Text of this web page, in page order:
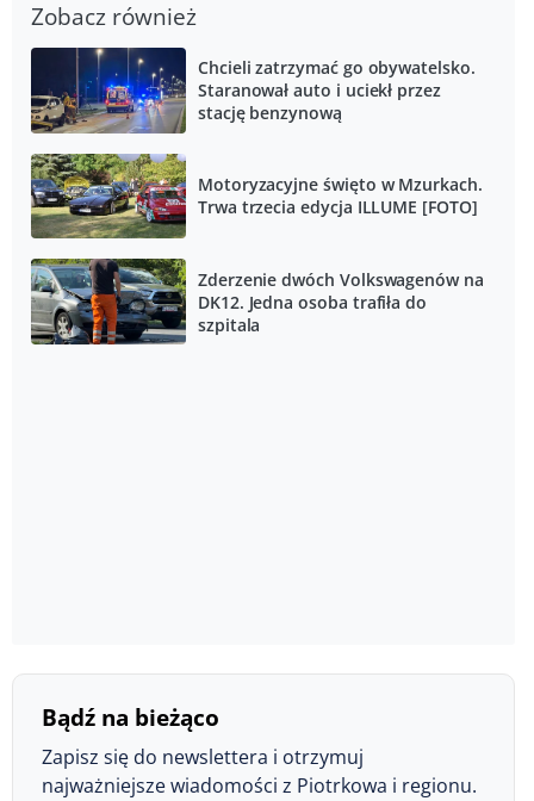
Zobacz również
Chcieli zatrzymać go obywatelsko.
Staranował auto i uciekł przez
stację benzynową
Motoryzacyjne święto w Mzurkach.
Trwa trzecia edycja ILLUME [FOTO]
Zderzenie dwóch Volkswagenów na
DK12. Jedna osoba trafiła do
szpitala
Bądź na bieżąco
Zapisz się do newslettera i otrzymuj
najważniejsze wiadomości z Piotrkowa i regionu.